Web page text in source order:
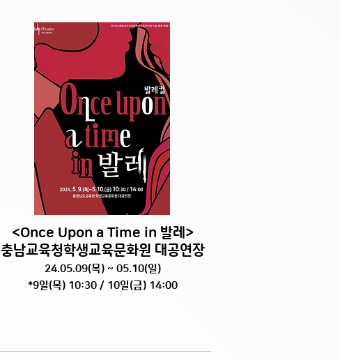
<Once Upon a Time in 발레 >
충남교육청학생교육문화원 대공연장
24.05.09(목) ~ 05.10(일)
​*9일(목) 10:30 / 10일(금) 14:00